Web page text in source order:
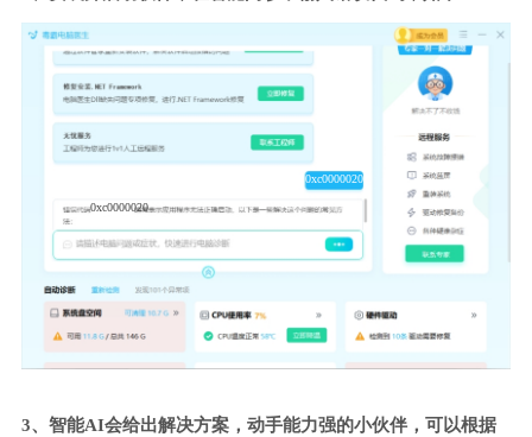
0xc0000020
0xc0000020
3、智能AI会给出解决方案，动手能力强的小伙伴，可以根据